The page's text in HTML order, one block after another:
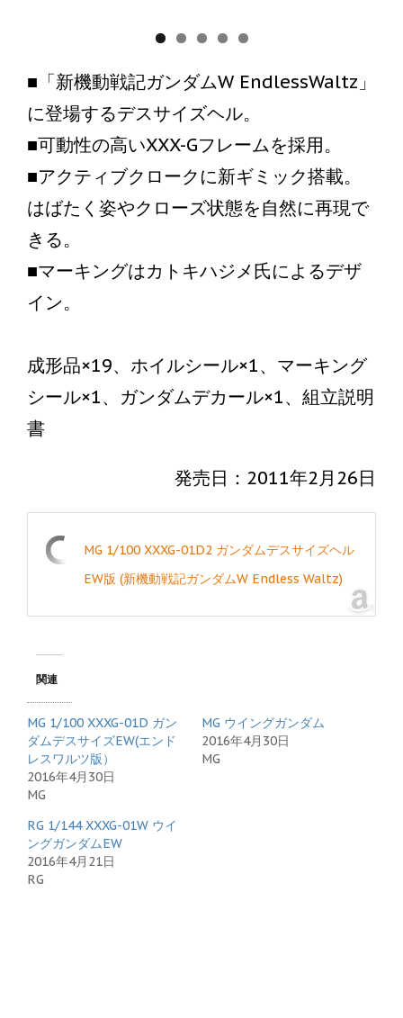
■「新機動戦記ガンダムW EndlessWaltz」
に登場するデスサイズヘル。
■可動性の高いXXX-Gフレームを採用。
■アクティブクロークに新ギミック搭載。
はばたく姿やクローズ状態を自然に再現で
きる。
■マーキングはカトキハジメ氏によるデザ
イン。
成形品×19、ホイルシール×1、マーキング
シール×1、ガンダムデカール×1、組立説明
書
発売日：2011年2月26日
MG 1/100 XXXG-01D2 ガンダムデスサイズヘル
EW版 (新機動戦記ガンダムW Endless Waltz)
関連
MG 1/100 XXXG-01D ガン
ダムデスサイズEW(エンド
レスワルツ版）
2016年4月30日
MG
MG ウイングガンダム
2016年4月30日
MG
RG 1/144 XXXG-01W ウイ
ングガンダムEW
2016年4月21日
RG